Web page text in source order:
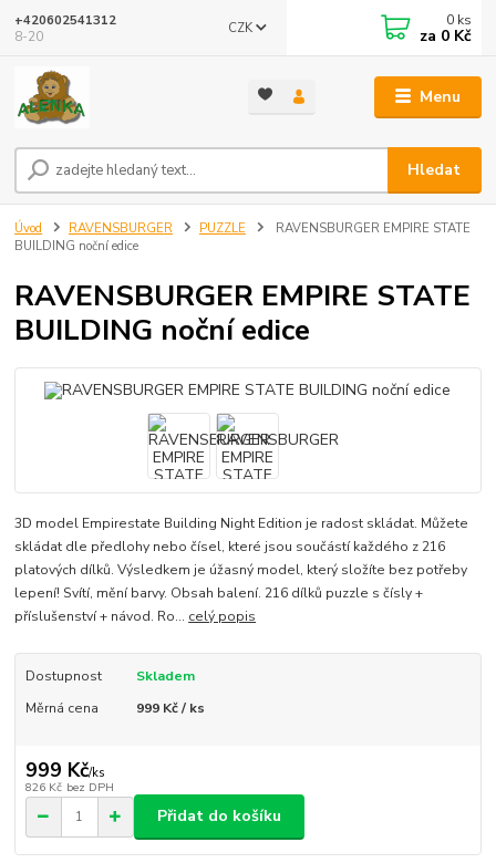
Menu
CZK
Hledat
+420602541312
8-20
0 ks
za 0 Kč
Úvod RAVENSBURGER PUZZLE
RAVENSBURGER EMPIRE STATE
BUILDING noční edice
RAVENSBURGER EMPIRE STATE
BUILDING noční edice
3D model Empirestate Building Night Edition je radost skládat. Můžete
skládat dle předlohy nebo čísel, které jsou součástí každého z 216
platových dílků. Výsledkem je úžasný model, který složíte bez potřeby
lepení! Svítí, mění barvy. Obsah balení. 216 dílků puzzle s čísly +
příslušenství + návod. Ro... celý popis
Dostupnost
Skladem
Měrná cena
999 Kč / ks
999 Kč/ks
826 Kč bez DPH
Přidat do košíku